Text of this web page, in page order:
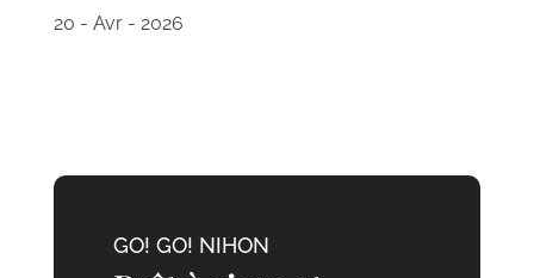
20 - Avr - 2026
GO! GO! NIHON